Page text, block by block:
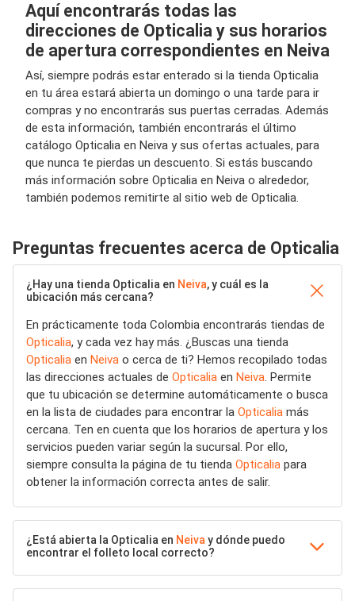
Aquí encontrarás todas las
direcciones de Opticalia y sus horarios
de apertura correspondientes en Neiva
Así, siempre podrás estar enterado si la tienda Opticalia
en tu área estará abierta un domingo o una tarde para ir
compras y no encontrarás sus puertas cerradas. Además
de esta información, también encontrarás el último
catálogo Opticalia en Neiva y sus ofertas actuales, para
que nunca te pierdas un descuento. Si estás buscando
más información sobre Opticalia en Neiva o alrededor,
también podemos remitirte al sitio web de Opticalia.
Preguntas frecuentes acerca de Opticalia
¿Hay una tienda Opticalia en Neiva, y cuál es la
ubicación más cercana?
En prácticamente toda Colombia encontrarás tiendas de
Opticalia, y cada vez hay más. ¿Buscas una tienda
Opticalia en Neiva o cerca de ti? Hemos recopilado todas
las direcciones actuales de Opticalia en Neiva. Permite
que tu ubicación se determine automáticamente o busca
en la lista de ciudades para encontrar la Opticalia más
cercana. Ten en cuenta que los horarios de apertura y los
servicios pueden variar según la sucursal. Por ello,
siempre consulta la página de tu tienda Opticalia para
obtener la información correcta antes de salir.
¿Está abierta la Opticalia en Neiva y dónde puedo
encontrar el folleto local correcto?